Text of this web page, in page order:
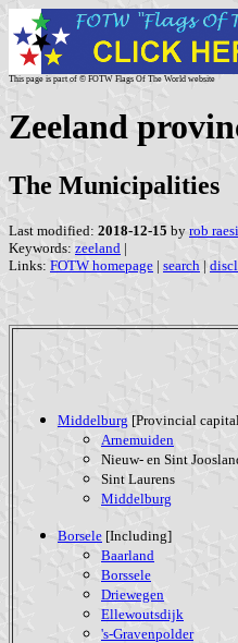
This page is part of © FOTW Flags Of The World website
Zeeland
The Municipalities
Last modified: 2018-12-15 by rob
Keywords: zeeland |
Links: FOTW homepage | search |
Middelburg [Provincial
Arnemuiden
Nieuw- en Sint
Sint Laurens
Middelburg
Borsele [Including]
Baarland
Borssele
Driewegen
Ellewoutsdijk
's-Gravenpolder